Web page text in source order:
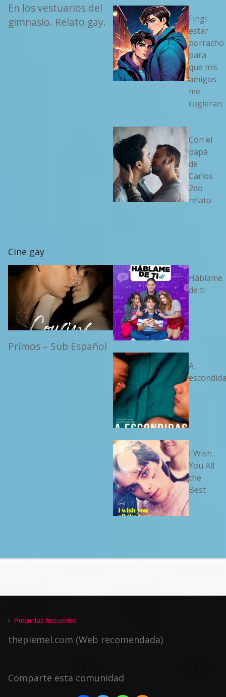
En los vestuarios del
gimnasio. Relato gay.
Fingí
estar
borracho
para
que mis
amigos
me
cogieran.
Con el
papá
de
Carlos
2do
relato
Cine gay
Primos – Sub Español
Háblame
de ti
A
I Wish
You All
the
Best
Preguntas frecuentes
thepiemel.com (Web recomendada)
Comparte esta comunidad